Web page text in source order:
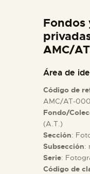
█
EL
Fondos
AMC/
Área de
Código de
AMC/AT-
Fondo/
(A.T.)
Sección:
Subsección:
Serie:
Código de